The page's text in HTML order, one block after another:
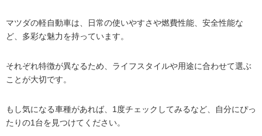
マツダの軽自動車は、日常の使いやすさや燃費性能、安全性能な
ど、多彩な魅力を持っています。
それぞれ特徴が異なるため、ライフスタイルや用途に合わせて選ぶ
ことが大切です。
もし気になる車種があれば、1度チェックしてみるなど、自分にぴっ
たりの1台を見つけてください。